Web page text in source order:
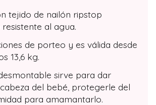
tejido de nailón ripstop
al agua.
de porteo y es válida desde
13,6 kg.
sirve para dar
del bebé, protegerle del
para amamantarlo.